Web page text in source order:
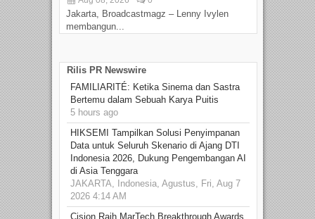
Jakarta, Broadcastmagz – Lenny Ivylen
membangun...
Rilis PR Newswire
FAMILIARITÉ: Ketika Sinema dan Sastra
Bertemu dalam Sebuah Karya Puitis
5 hours ago
HIKSEMI Tampilkan Solusi Penyimpanan
Data untuk Seluruh Skenario di Ajang DTI
Indonesia 2026, Dukung Pengembangan AI
di Asia Tenggara
JAKARTA, Indonesia, Agustus, Fri, Aug 7
2026 4:14 AM
Cision Raih MarTech Breakthrough Awards